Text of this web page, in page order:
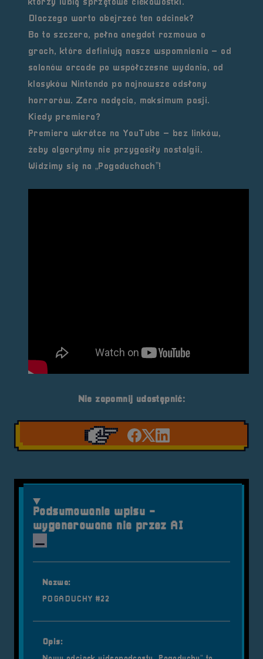
którzy lubią sprzętowe ciekawostki.
Dlaczego warto obejrzeć ten odcinek?
Bo to szczera, pełna anegdot rozmowa o
grach, które definiują nasze wspomnienia – od
salonów arcade po współczesne wydania, od
klasyków Nintendo po najnowsze odsłony
horrorów. Zero nadęcia, maksimum pasji.
Kiedy premiera?
Premiera wkrótce na YouTube – bez linków,
żeby algorytmy nie przygasiły nostalgii.
Widzimy się na „Pogaduchach”!
Nie zapomnij udostępnić:
Udostępnij na
Udostępnij na
Udostępnij na
Podsumowanie wpisu -
wygenerowane nie przez AI
Nazwa:
POGADUCHY #22
Opis: